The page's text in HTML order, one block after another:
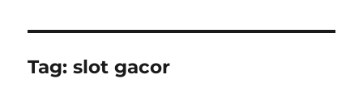
Tag:slot gacor